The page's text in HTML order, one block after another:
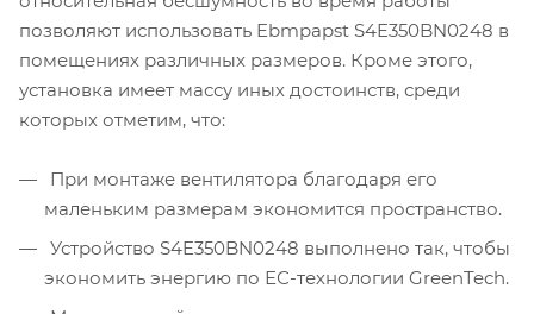
позволяют использовать Ebmpapst S4E350BN0248 в
помещениях различных размеров. Кроме этого,
установка имеет массу иных достоинств, среди
которых отметим, что:
При монтаже вентилятора благодаря его
маленьким размерам экономится пространство.
Устройство S4E350BN0248 выполнено так, чтобы
экономить энергию по ЕС-технологии GreenTech.